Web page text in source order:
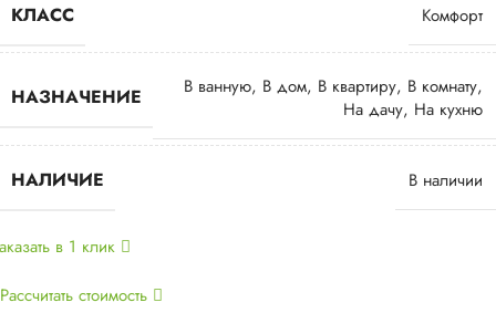
КЛАСС Комфорт
НАЗНАЧЕНИЕ В ванную, В дом, В квартиру, В комнату,
На дачу, На кухню
НАЛИЧИЕ В наличии
в 1 клик
Рассчитать стоимость